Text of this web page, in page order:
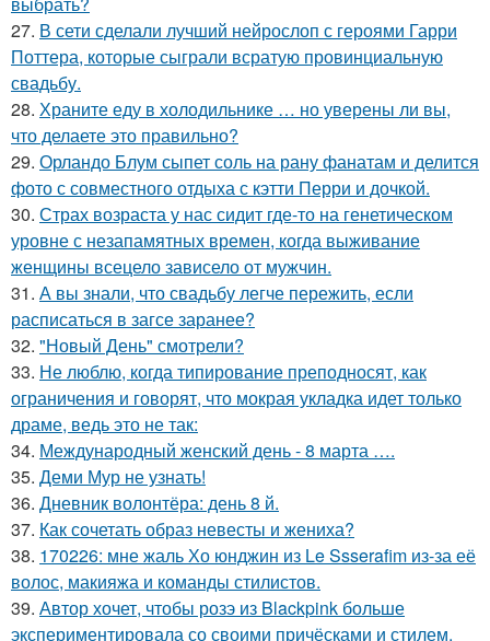
27. В сети сделали лучший нейрослоп с героями Гарри
Поттера, которые сыграли всратую провинциальную
свадьбу.
28. Храните еду в холодильнике … но уверены ли вы,
что делаете это правильно?
29. Орландо Блум сыпет соль на рану фанатам и делится
фото с совместного отдыха с кэтти Перри и дочкой.
30. Страх возраста у нас сидит где-то на генетическом
уровне с незапамятных времен, когда выживание
женщины всецело зависело от мужчин.
31. А вы знали, что свадьбу легче пережить, если
расписаться в загсе заранее?
32. "Новый День" смотрели?
33. Не люблю, когда типирование преподносят, как
ограничения и говорят, что мокрая укладка идет только
драме, ведь это не так:
34. Международный женский день - 8 марта ….
35. Деми Мур не узнать!
36. Дневник волонтёра: день 8 й.
37. Как сочетать образ невесты и жениха?
38. 170226: мне жаль Хо юнджин из Le Ssserafim из-за её
волос, макияжа и команды стилистов.
39. Автор хочет, чтобы розэ из Blackpink больше
экспериментировала со своими причёсками и стилем.